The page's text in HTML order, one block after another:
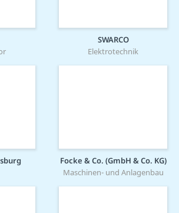
SWARCO
Elektrotechnik
Focke & Co. (GmbH & Co. KG)
Maschinen- und Anlagenbau